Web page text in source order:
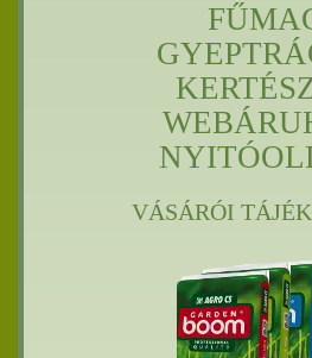
VÁSÁRÓI